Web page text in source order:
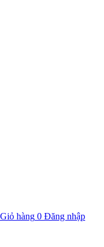
Giỏ hàng 0 Đăng nhập